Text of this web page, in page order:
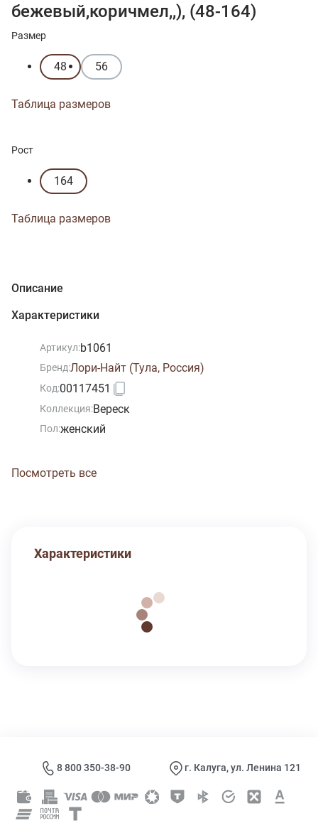
бежевый,коричмел,,), (48-164)
Размер
48 56
Таблица размеров
Рост
164
Таблица размеров
Описание
Характеристики
Артикул:b1061
Бренд:Лори-Найт (Тула, Россия)
Код:00117451
Коллекция:Вереск
Пол:женский
Посмотреть все
Характеристики
8 800 350-38-90 г. Калуга, ул. Ленина 121